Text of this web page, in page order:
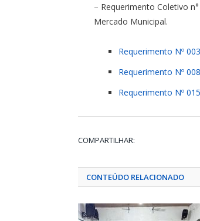
– Requerimento Coletivo
Mercado Municipal.
Requerimento Nº
Requerimento Nº
Requerimento Nº
COMPARTILHAR:
CONTEÚDO RELACIONADO